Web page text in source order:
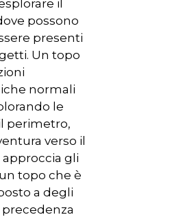
il
possono
presenti
Un topo
normali
le
perimetro,
verso il
gli
topo che è
a degli